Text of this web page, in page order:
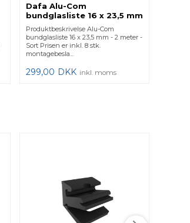
Dafa Alu-Com
bundglasliste 16 x 23,5 mm
- 2000 mm - Sort
Produktbeskrivelse Alu-Com
bundglasliste 16 x 23,5 mm - 2 meter -
Sort Prisen er inkl. 8 stk.
montagebesla...
299,00 DKK inkl. moms